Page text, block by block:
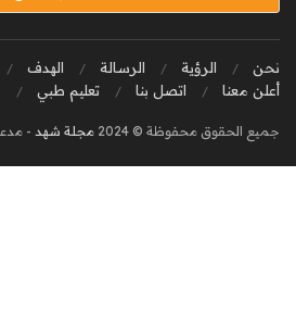
نحن الرؤية الرسالة الهدف
أعلن معنا
اتصل بنا تعليم طبي
جميع الحقوق محفوظة © 2024 مجلة شهد -